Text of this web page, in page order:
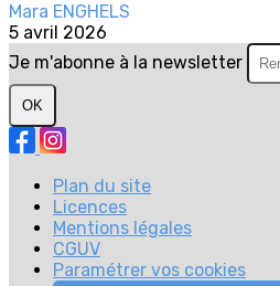
Mara ENGHELS
5 avril 2026
Je m'abonne à la newsletter
OK
Plan du site
Licences
Mentions légales
CGUV
Paramétrer vos cookies